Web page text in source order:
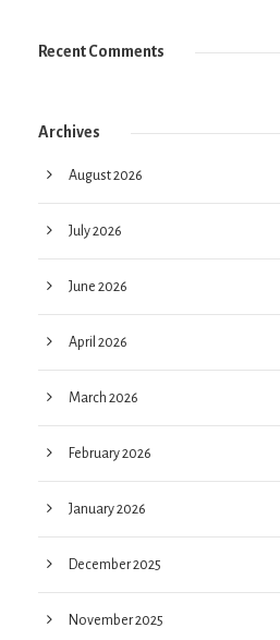
Recent Comments
Archives
August 2026
July 2026
June 2026
April 2026
March 2026
February 2026
January 2026
December 2025
November 2025